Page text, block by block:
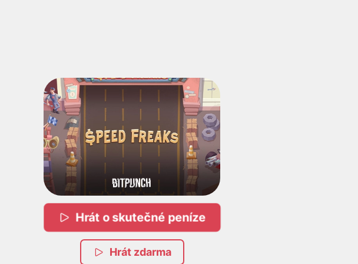
Hrát o skutečné peníze
Hrát zdarma